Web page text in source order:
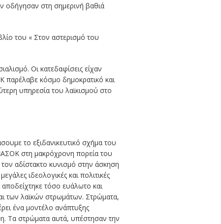
οδήγησαν στη σημερινή βαθιά
του « Στον αστερισμό του
Οι κατεδαφίσεις είχαν
παρέλαβε κόσμο δημοκρατικό και
υπηρεσία του λαϊκισμού στο
το εξιδανικευτικό σχήμα του
στη μακρόχρονη πορεία του
αδίστακτο κυνισμό στην άσκηση
ιδεολογικές και πολιτικές
τόσο ευάλωτο και
των λαϊκών στρωμάτων. Στρώματα,
ένα μοντέλο ανάπτυξης
Τα στρώματα αυτά, υπέστησαν την